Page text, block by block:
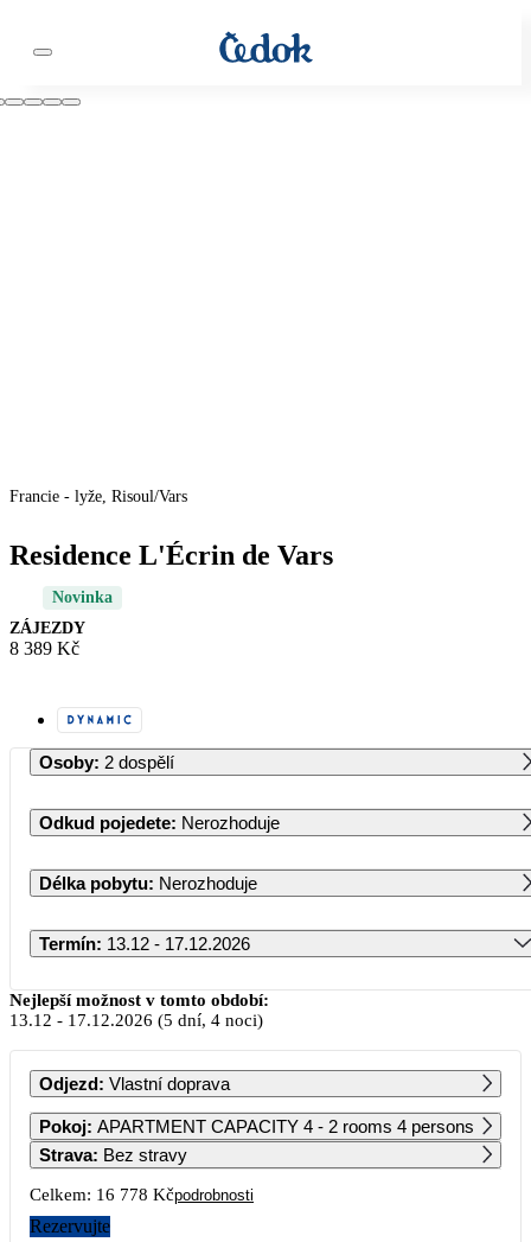
Francie - lyže, Risoul/Vars
Residence L'Écrin de Vars
Novinka
ZÁJEZDY
8 389 Kč
Osoby: 2 dospělí
Odkud pojedete: Nerozhoduje
Délka pobytu: Nerozhoduje
Termín: 13.12 - 17.12.2026
Prosinec 2026
PO ÚT ST ČT PÁ SO NE
1 2 3 4 5 6
7 8 9 10 11 12 13
14
Nejlepší možnost v tomto období:
13.12 - 17.12.2026 (5 dní, 4 noci)
Odjezd: Vlastní doprava
Pokoj: APARTMENT CAPACITY 4 - 2 rooms 4 persons
Strava: Bez stravy
Celkem: 16 778 Kčpodrobnosti
Rezervujte